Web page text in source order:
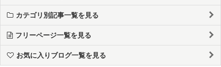
カテゴリ別記事一覧を見る
フリーページ一覧を見る
お気に入りブログ一覧を見る